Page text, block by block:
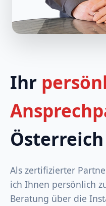
Ihr
Österreich
Als zertifizierter
ich Ihnen persönlich
Beratung über die